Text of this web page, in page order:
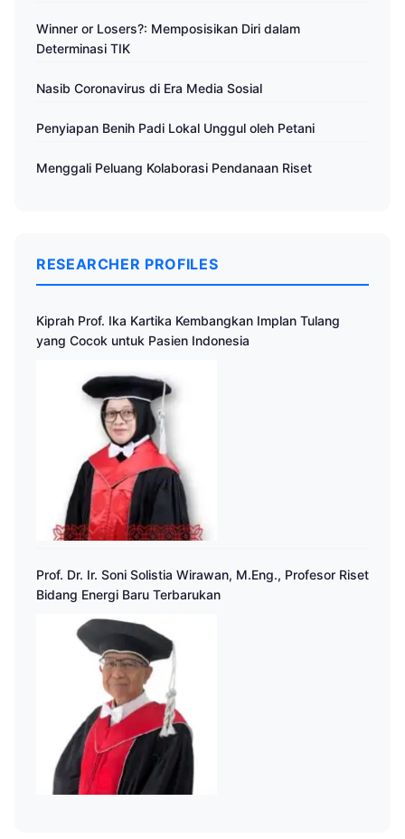
Winner or Losers?: Memposisikan Diri dalam
Determinasi TIK
Nasib Coronavirus di Era Media Sosial
Penyiapan Benih Padi Lokal Unggul oleh Petani
Menggali Peluang Kolaborasi Pendanaan Riset
RESEARCHER PROFILES
Kiprah Prof. Ika Kartika Kembangkan Implan Tulang
yang Cocok untuk Pasien Indonesia
Prof. Dr. Ir. Soni Solistia Wirawan, M.Eng., Profesor Riset
Bidang Energi Baru Terbarukan